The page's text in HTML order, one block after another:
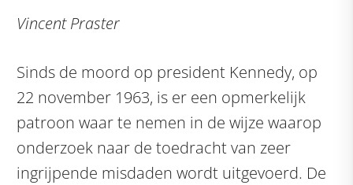
Vincent Praster
Sinds de moord op president Kennedy, op
22 november 1963, is er een opmerkelijk
patroon waar te nemen in de wijze waarop
onderzoek naar de toedracht van zeer
ingrijpende misdaden wordt uitgevoerd. De